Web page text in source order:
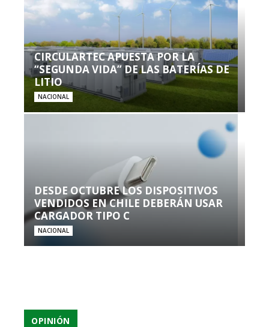
CIRCULARTEC APUESTA POR LA
“SEGUNDA VIDA” DE LAS BATERÍAS DE
LITIO
NACIONAL
DESDE OCTUBRE LOS DISPOSITIVOS
VENDIDOS EN CHILE DEBERÁN USAR
CARGADOR TIPO C
NACIONAL
OPINIÓN